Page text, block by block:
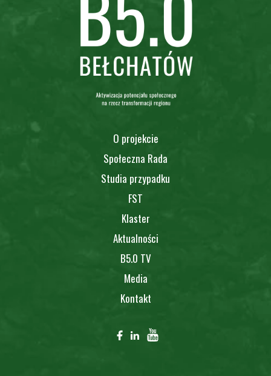
O projekcie
Społeczna Rada
Studia przypadku
FST
Klaster
Aktualności
B5.0 TV
Media
Kontakt